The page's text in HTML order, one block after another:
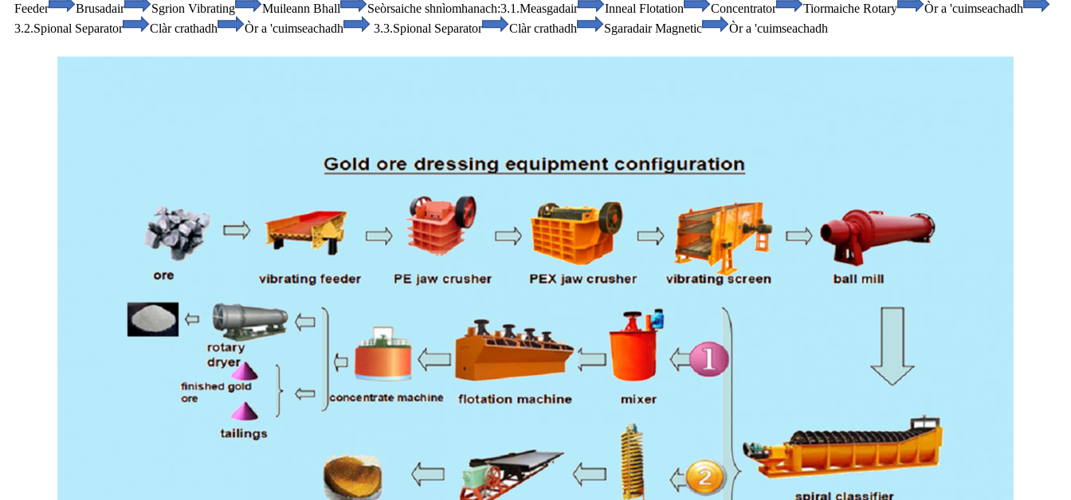
Feeder
Brusadair Sgrion Vibrating Muileann Bhall Seòrsaiche shnìomhanach:3.1.Measgadair Inneal Flotation Concentrator Tiormaiche Rotary
Òr a 'cuimseachadh
3.2.Spional Separator
Clàr crathadh Òr a 'cuimseachadh 3.3.Spional Separator Clàr crathadh Sgaradair Magnetic Òr a 'cuimseachadh